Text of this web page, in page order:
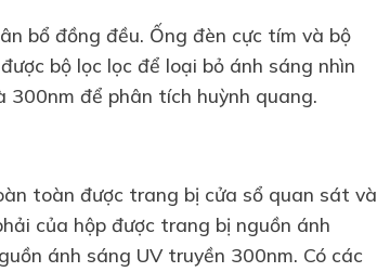
bổ đồng đều. Ống đèn cực tím và bộ
bộ lọc lọc để loại bỏ ánh sáng nhìn
300nm để phân tích huỳnh quang.
toàn được trang bị cửa sổ quan sát và
của hộp được trang bị nguồn ánh
ánh sáng UV truyền 300nm. Có các